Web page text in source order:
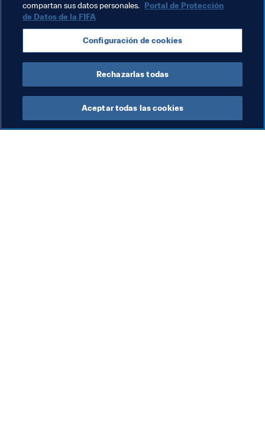
Temas relacionados
Wales UEFA
compartan sus datos personales. Portal de Protección
de Datos de la FIFA
Configuración de cookies
Rechazarlas todas
Aceptar todas las cookies